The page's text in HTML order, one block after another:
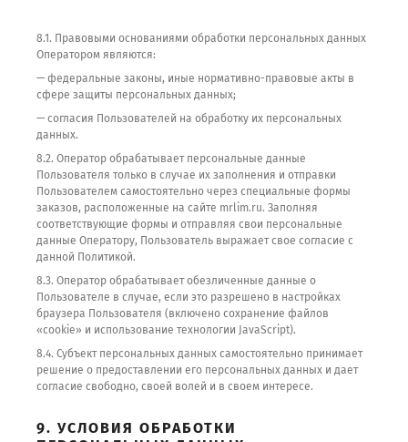
8.1. Правовыми основаниями обработки персональных данных
Оператором являются:
— федеральные законы, иные нормативно-правовые акты в
сфере защиты персональных данных;
— согласия Пользователей на обработку их персональных
данных.
8.2. Оператор обрабатывает персональные данные
Пользователя только в случае их заполнения и отправки
Пользователем самостоятельно через специальные формы
заказов, расположенные на сайте mrlim.ru. Заполняя
соответствующие формы и отправляя свои персональные
данные Оператору, Пользователь выражает свое согласие с
данной Политикой.
8.3. Оператор обрабатывает обезличенные данные о
Пользователе в случае, если это разрешено в настройках
браузера Пользователя (включено сохранение файлов
«cookie» и использование технологии JavaScript).
8.4. Субъект персональных данных самостоятельно принимает
решение о предоставлении его персональных данных и дает
согласие свободно, своей волей и в своем интересе.
9. УСЛОВИЯ ОБРАБОТКИ